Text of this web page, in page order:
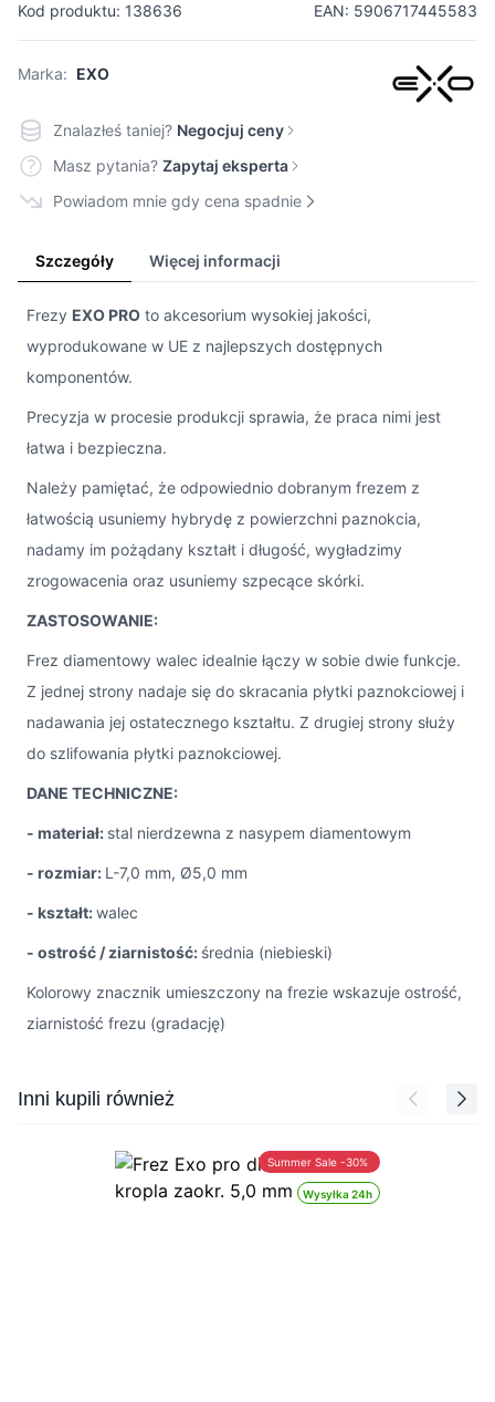
Kod produktu: 138636 EAN: 5906717445583
Marka: EXO
Znalazłeś taniej? Negocjuj ceny
Masz pytania? Zapytaj eksperta
Powiadom mnie gdy cena spadnie
Szczegóły Więcej informacji
Frezy EXO PRO to akcesorium wysokiej jakości,
wyprodukowane w UE z najlepszych dostępnych
komponentów.
Precyzja w procesie produkcji sprawia, że praca nimi jest
łatwa i bezpieczna.
Należy pamiętać, że odpowiednio dobranym frezem z
łatwością usuniemy hybrydę z powierzchni paznokcia,
nadamy im pożądany kształt i długość, wygładzimy
zrogowacenia oraz usuniemy szpecące skórki.
ZASTOSOWANIE:
Frez diamentowy walec idealnie łączy w sobie dwie funkcje.
Z jednej strony nadaje się do skracania płytki paznokciowej i
nadawania jej ostatecznego kształtu. Z drugiej strony służy
do szlifowania płytki paznokciowej.
DANE TECHNICZNE:
- materiał: stal nierdzewna z nasypem diamentowym
- rozmiar: L-7,0 mm, Ø5,0 mm
- kształt:walec
- ostrość / ziarnistość: średnia (niebieski)
Kolorowy znacznik umieszczony na frezie wskazuje ostrość,
ziarnistość frezu (gradację)
Press to skip carousel
Inni kupili również
Wysyłka 24h
Summer Sale -30%